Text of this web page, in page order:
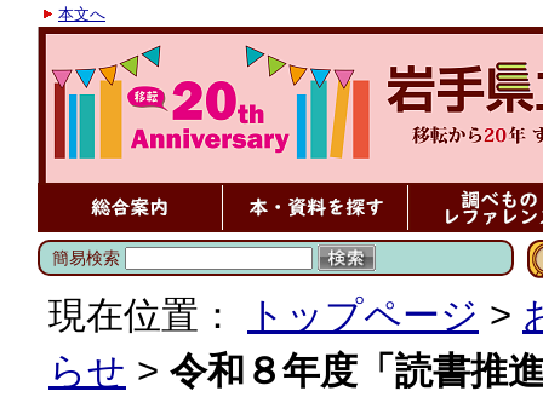
本文へ
簡易検索
現在位置： トップページ >
らせ > 令和８年度「読書推